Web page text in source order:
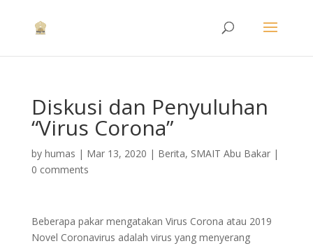
Diskusi dan Penyuluhan
“Virus Corona”
by humas | Mar 13, 2020 | Berita, SMAIT Abu Bakar|
0 comments
Beberapa pakar mengatakan Virus Corona atau 2019
Novel Coronavirus adalah virus yang menyerang